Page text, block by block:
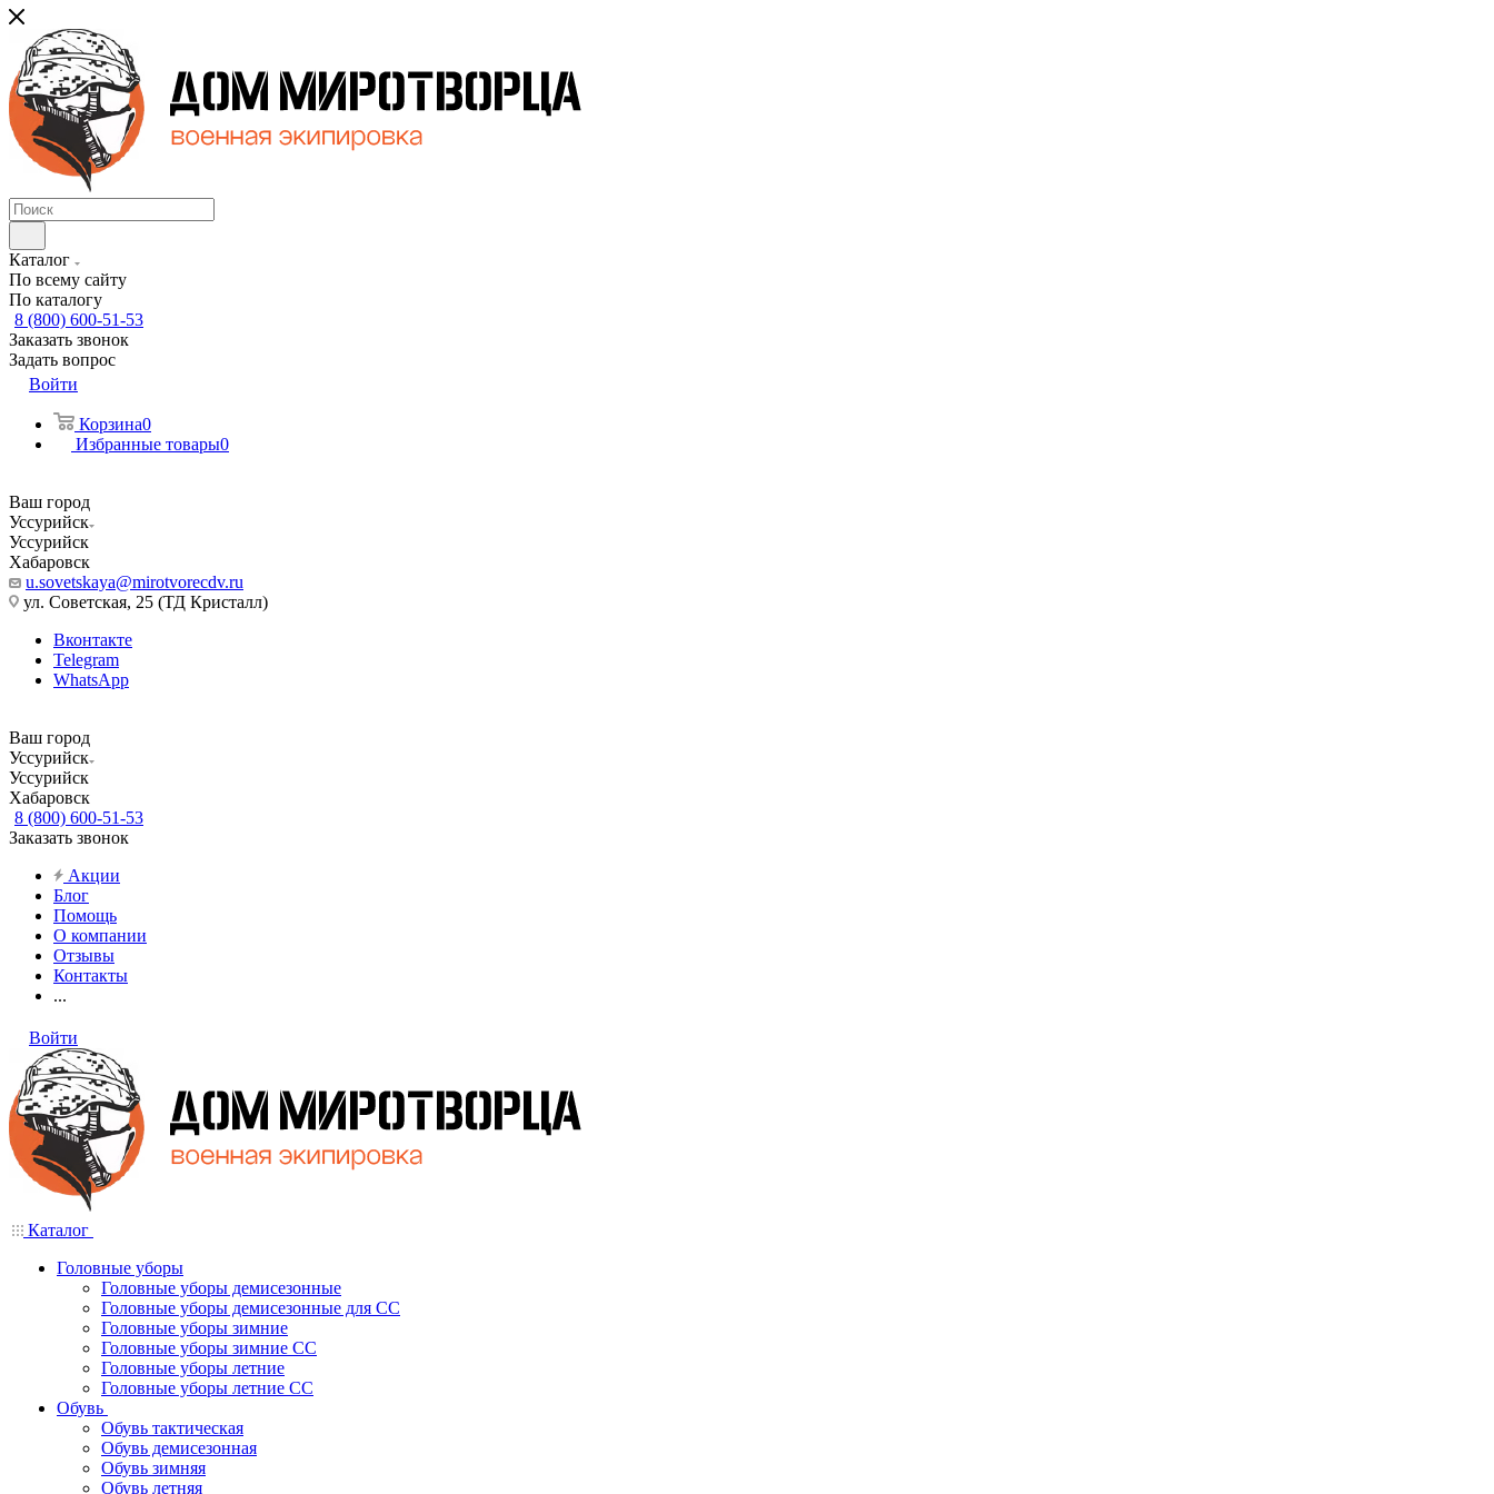
Каталог
По всему сайту
По каталогу
8 (800) 600-51-53
Заказать звонок
Задать вопрос
Войти
Корзина0
Избранные товары0
Ваш город
Уссурийск
Уссурийск
Хабаровск
u.sovetskaya@mirotvorecdv.ru
ул. Советская, 25 (ТД Кристалл)
Вконтакте
Telegram
WhatsApp
Ваш город
Уссурийск
Уссурийск
Хабаровск
8 (800) 600-51-53
Заказать звонок
Акции
Блог
Помощь
О компании
Отзывы
Контакты
...
Войти
Каталог
Головные уборы
Головные уборы демисезонные
Головные уборы демисезонные для СС
Головные уборы зимние
Головные уборы зимние СС
Головные уборы летние
Головные уборы летние СС
Обувь
Обувь тактическая
Обувь демисезонная
Обувь зимняя
Обувь летняя